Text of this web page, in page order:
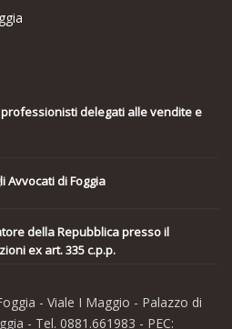
delegati alle vendite e
Avvocati di Foggia
della Repubblica presso il
ex art. 335 c.p.p.
- Viale I Maggio - Palazzo di
- Tel. 0881.661983 - PEC: